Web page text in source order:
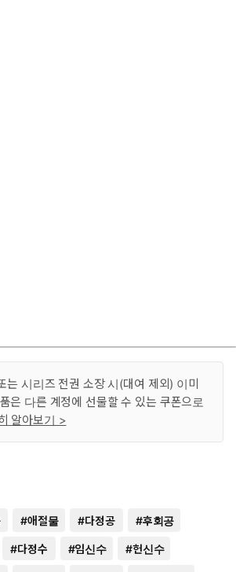
는 시리즈 전권 소장 시(대여 제외) 이미
은 다른 계정에 선물할 수 있는 쿠폰으로
알아보기 >
#애절물 #다정공 #후회공
#다정수 #임신수 #헌신수